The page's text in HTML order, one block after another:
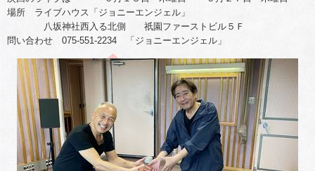
場所 ライブハウス「ジョニーエンジェル」
八坂神社西入る北側 祇園ファーストビル５Ｆ
問い合わせ 075-551-2234 「ジョニーエンジェル」